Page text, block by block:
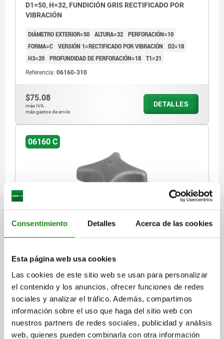
Consentimiento Detalles Acerca de las cookies
Esta página web usa cookies
Las cookies de este sitio web se usan para personalizar
el contenido y los anuncios, ofrecer funciones de redes
sociales y analizar el tráfico. Además, compartimos
información sobre el uso que haga del sitio web con
nuestros partners de redes sociales, publicidad y análisis
web, quienes pueden combinarla con otra información
D1=50, H=32, FUNDICIÓN GRIS RECTIFICADO POR
VIBRACIÓN
DIÁMETRO EXTERIOR=50 ALTURA=32 PERFORACIÓN=10
FORMA=C VERSIÓN 1=RECTIFICADO POR VIBRACIÓN D2=18
H3=20 PROFUNDIDAD DE PERFORACIÓN=18 T1=21
Referencia: 06160-310
$75.08
más IVA.
más gastos de envío
DETALLES
06160 C
EMPUÑADURA EN CRUZ DIN6335, FORMA:C, D=12,
D1=63, H=40, FUNDICIÓN GRIS RECTIFICADO POR
DIÁMETRO EXTERIOR=63
FORMA=C VERSIÓN 1=RECTIFICADO POR VIBRACIÓN D2=20
H3=25 PROFUNDIDAD DE PERFORACIÓN=22 T1=25
Referencia: 06160-312
$101.40
más IVA. DETALLES